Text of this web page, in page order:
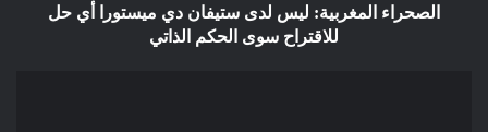
الصحراء المغربية: ليس لدى ستيفان دي ميستورا أي حل
للاقتراح سوى الحكم الذاتي